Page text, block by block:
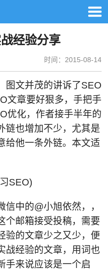
经验分享
时间：2015-08-14
图文并茂的讲诉了SEO
文章要好狠多，手把手
优化，作者接手半年的
链也增加不少，尤其是
给他一条外链。本文适
SEO)
中的@小旭依然，，
个邮箱接受投稿，需要
验的文章少之又少，便
战经验的文章，用词也
手来说应该是一个启